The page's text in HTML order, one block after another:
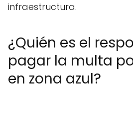
infraestructura.
¿Quién es el
pagar la multa
en zona azul?